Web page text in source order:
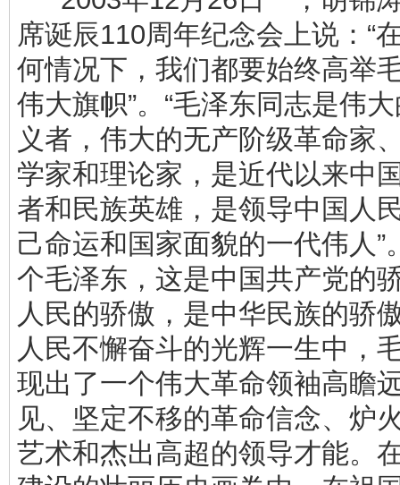
席诞辰110周年纪念会上说：“
何情况下，我们都要始终高举
伟大旗帜”。“毛泽东同志是伟
义者，伟大的无产阶级革命家
学家和理论家，是近代以来中
者和民族英雄，是领导中国人
己命运和国家面貌的一代伟人”
个毛泽东，这是中国共产党的
人民的骄傲，是中华民族的骄
人民不懈奋斗的光辉一生中，
现出了一个伟大革命领袖高瞻
见、坚定不移的革命信念、炉
艺术和杰出高超的领导才能。